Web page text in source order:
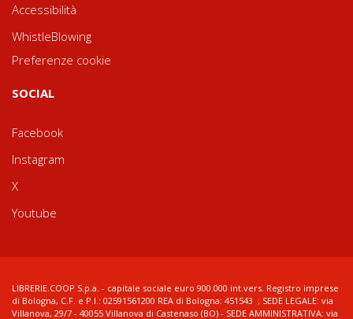
Accessibilità
WhistleBlowing
Preferenze cookie
SOCIAL
Facebook
Instagram
X
Youtube
LIBRERIE.COOP S.p.a. - capitale sociale euro 900.000 int.vers. Registro imprese
di Bologna, C.F. e P.I.: 02591561200 REA di Bologna: 451543 ; SEDE LEGALE: via
Villanova, 29/7 - 40055 Villanova di Castenaso (BO) - SEDE AMMINISTRATIVA: via